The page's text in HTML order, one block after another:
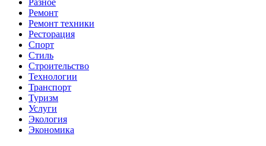
Разное
Ремонт
Ремонт техники
Ресторация
Спорт
Стиль
Строительство
Технологии
Транспорт
Туризм
Услуги
Экология
Экономика